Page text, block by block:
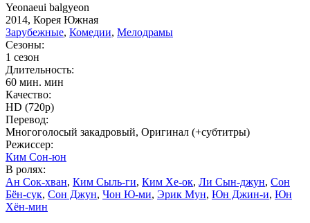
Yeonaeui balgyeon
2014, Корея Южная
Зарубежные, Комедии, Мелодрамы
Сезоны:
1 сезон
Длительность:
60 мин. мин
Качество:
HD (720p)
Перевод:
Многоголосый закадровый, Оригинал (+субтитры)
Режиссер:
Ким Сон-юн
В ролях:
Ан Сок-хван, Ким Сыль-ги, Ким Хе-ок, Ли Сын-джун, Сон
Бён-сук, Сон Джун, Чон Ю-ми, Эрик Мун, Юн Джин-и, Юн
Хён-мин